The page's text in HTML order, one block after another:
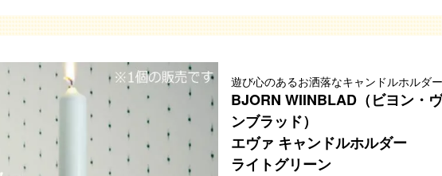
遊び心のあるお洒落なキャンドルホルダ
BJORN WIINBLAD（ビヨン・
ンブラッド）
エヴァ キャンドルホルダー
ライトグリーン